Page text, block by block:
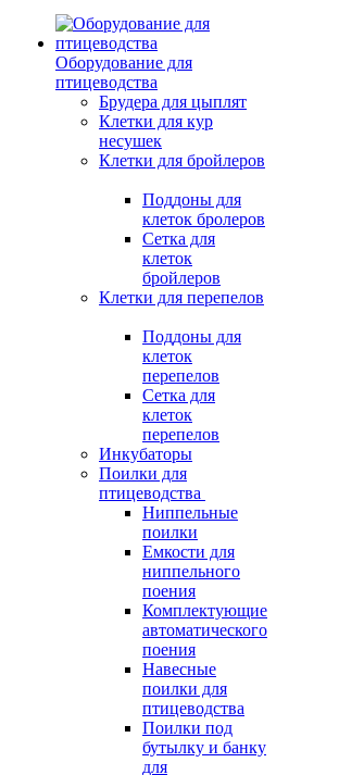
Оборудование для
птицеводства
Брудера для цыплят
Клетки для кур
несушек
Клетки для бройлеров
Поддоны для
клеток бролеров
Сетка для
клеток
бройлеров
Клетки для перепелов
Поддоны для
клеток
перепелов
Сетка для
клеток
перепелов
Инкубаторы
Поилки для
птицеводства
Ниппельные
поилки
Емкости для
ниппельного
поения
Комплектующие
автоматического
поения
Навесные
поилки для
птицеводства
Поилки под
бутылку и банку
для